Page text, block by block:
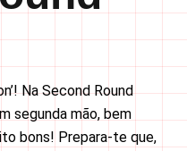
Na Second Round
segunda mão, bem
bons! Prepara-te que,